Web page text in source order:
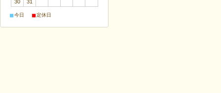
30
31
■今日 ■定休日